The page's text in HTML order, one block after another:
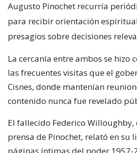
Augusto Pinochet recurría
para recibir orientación
presagios sobre decisiones
La cercanía entre ambos se hizo
las frecuentes visitas que el
Cisnes, donde mantenían
contenido nunca fue revelado
El fallecido Federico Willoughby,
prensa de Pinochet, relató en su